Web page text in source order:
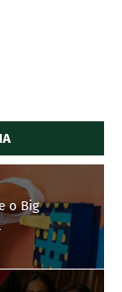
o Big